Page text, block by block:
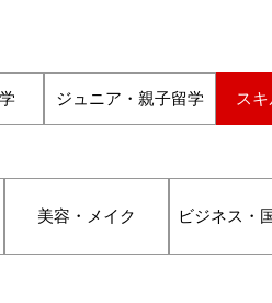
ジュニア・親子留学 ス
美容・メイク ビジネス・